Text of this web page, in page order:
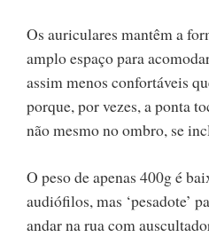
Os auriculares mantêm a
amplo espaço para
assim menos confortáveis
porque, por vezes, a ponta
não mesmo no ombro, se
O peso de apenas 400g é
audiófilos, mas ‘pesadote’
andar na rua com